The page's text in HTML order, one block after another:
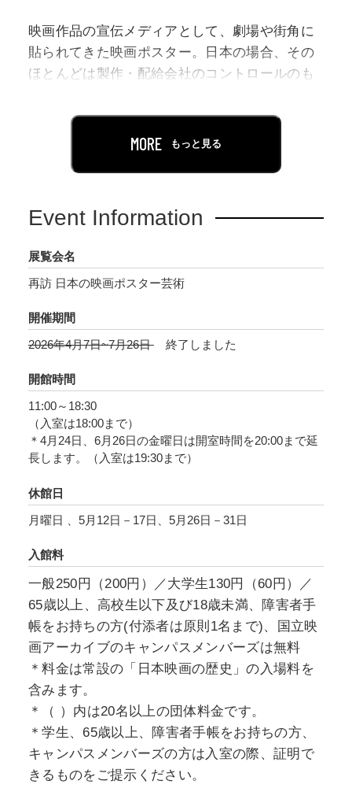
映画作品の宣伝メディアとして、劇場や街角に
貼られてきた映画ポスター。日本の場合、その
ほとんどは製作・配給会社のコントロールのも
糸をたどれば、その枠に収まらず、自立したグ
ラフィック作品としての価値を主張するポスタ
界と交差しました。映画・美術・文学・演劇な
則・和田誠・石岡瑛子といった新世代のデザイ
ナーが登場し、また日本アート・シアター・ギ
刺激したことで、映画芸術の革新の動きに並走
する形で旧来のポスターのスタイルを変容させ
ます。
本展は、2012年に国立映画アーカイブが主催し
た「日本の映画ポスター芸術」展を基に、それ
以降の新たな収蔵品を加えて開催するもので、
上のポスターを通じて映画とグラフィズムとの
結節点を探ります。映画の情感を見事にすくい
も見つかるでしょう。スクリーンの外側に花開
いた映画芸術のもう一つの“顔”をお楽しみくだ
さい。
MORE もっと見る
Event Information
展覧会名
再訪 日本の映画ポスター芸術
開催期間
2026年4月7日~7月26日
終了しました
開館時間
11:00～18:30
（入室は18:00まで）
＊4月24日、6月26日の金曜日は開室時間を20:00まで延
長します。（入室は19:30まで）
休館日
月曜日 、5月12日－17日、5月26日－31日
入館料
一般250円（200円）／大学生130円（60円）／
65歳以上、高校生以下及び18歳未満、障害者手
帳をお持ちの方(付添者は原則1名まで)、国立映
画アーカイブのキャンパスメンバーズは無料
＊料金は常設の「日本映画の歴史」の入場料を
含みます。
＊（ ）内は20名以上の団体料金です。
＊学生、65歳以上、障害者手帳をお持ちの方、
キャンパスメンバーズの方は入室の際、証明で
きるものをご提示ください。